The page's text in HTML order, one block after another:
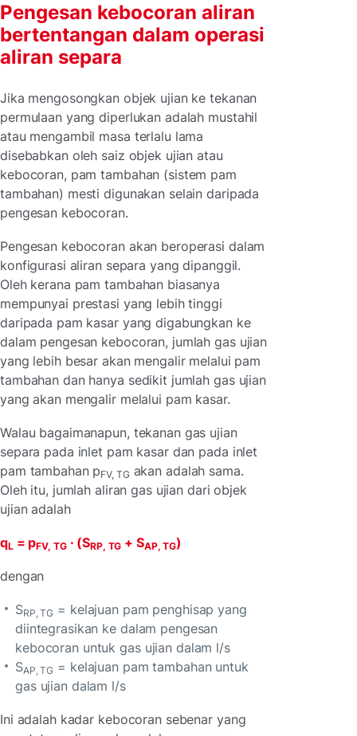
Pengesan kebocoran aliran
bertentangan dalam operasi
aliran separa
Jika mengosongkan objek ujian ke tekanan
permulaan yang diperlukan adalah mustahil
atau mengambil masa terlalu lama
disebabkan oleh saiz objek ujian atau
kebocoran, pam tambahan (sistem pam
tambahan) mesti digunakan selain daripada
pengesan kebocoran.
Pengesan kebocoran akan beroperasi dalam
konfigurasi aliran separa yang dipanggil.
Oleh kerana pam tambahan biasanya
mempunyai prestasi yang lebih tinggi
daripada pam kasar yang digabungkan ke
dalam pengesan kebocoran, jumlah gas ujian
yang lebih besar akan mengalir melalui pam
tambahan dan hanya sedikit jumlah gas ujian
yang akan mengalir melalui pam kasar.
Walau bagaimanapun, tekanan gas ujian
separa pada inlet pam kasar dan pada inlet
pam tambahan pFV, TGakan adalah sama.
Oleh itu, jumlah aliran gas ujian dari objek
ujian adalah
qL = pFV, TG· (SRP, TG + SAP, TG)
dengan
SRP, TG = kelajuan pam penghisap yang
diintegrasikan ke dalam pengesan
kebocoran untuk gas ujian dalam l/s
SAP, TG = kelajuan pam tambahan untuk
gas ujian dalam l/s
Ini adalah kadar kebocoran sebenar yang